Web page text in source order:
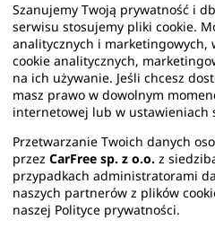
Godzina
innym miejscu
Brak kaucji
Szanujemy Twoją prywatność i
serwisu stosujemy pliki cookie.
analitycznych i marketingowych,
cookie analitycznych,
na ich używanie. Jeśli chcesz
masz prawo w dowolnym
internetowej lub w ustawieniach
Przetwarzanie Twoich danych
przez CarFree sp. z o.o. z
przypadkach administratorami
naszych partnerów z plików
naszej Polityce prywatności.